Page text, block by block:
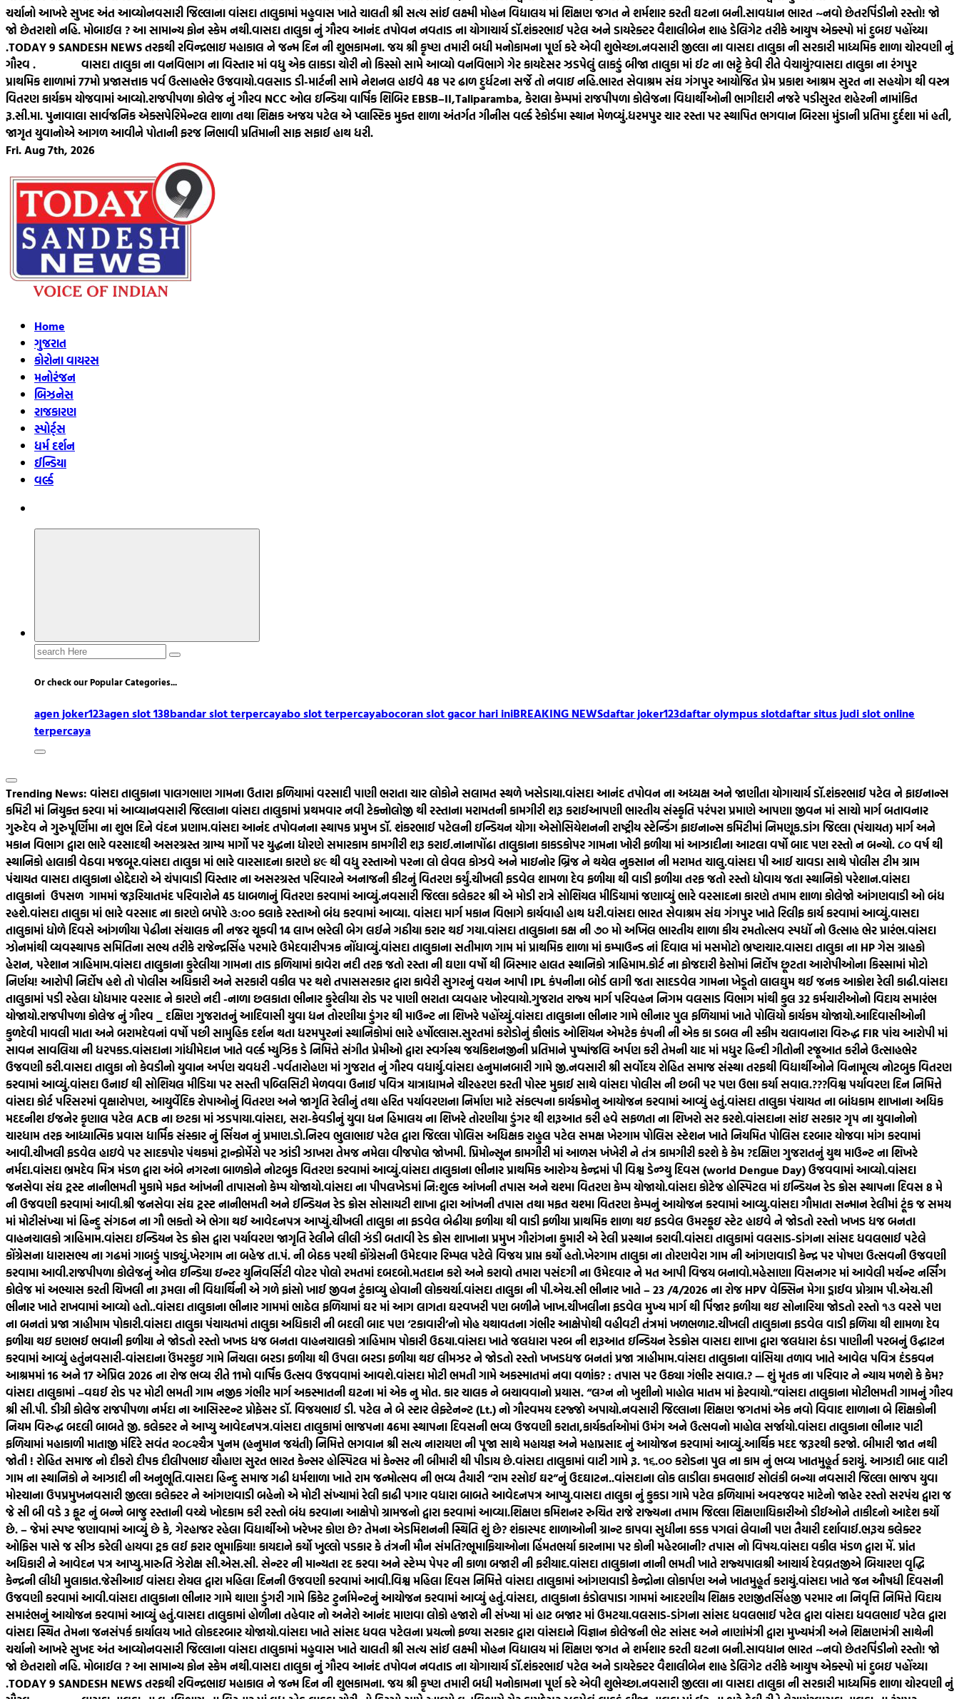
ચર્ચાનો આખરે સુખદ અંત આવ્યોનવસારી જિલ્લાના વાંસદા તાલુકામાં મહુવાસ ખાતે ચાલતી શ્રી સત્ય સાંઈ લક્ષ્મી મોહન વિદ્યાલય માં શિક્ષણ જગત ને શર્મશાર કરતી ઘટના બની.સાવધાન ભારત ~નવો છેતરપિંડીનો રસ્તો! જો
જો છેતરાશો નહિ. મોબાઈલ ? આ સામાન્ય ફોન સ્કેમ નથી.વાસદા તાલુકા નું ગૌરવ આનંદ તપોવન નવતાડ ના યોગાચાર્ય ડૉ.શંકરભાઈ પટેલ અને ડાયરેક્ટર વૈશાલીબેન શાહ ડેલિગેટ તરીકે આયુષ એક્સ્પો માં દુબઇ પહોંચ્યા
.TODAY 9 SANDESH NEWS તરફથી રવિન્દ્રભાઇ મહાકાલ ને જન્મ દિન ની શુભકામના. જય શ્રી કૃષ્ણ તમારી બધી મનોકામના પૂર્ણ કરે એવી શુભેચ્છા.નવસારી જીલ્લા ના વાસદા તાલુકા ની સરકારી માધ્યમિક શાળા ચોરવણી નું
ગૌરવ . વાસદા તાલુકા ના વનવિભાગ ના વિસ્તાર માં વધુ એક લાકડા ચોરી નો કિસ્સો સામે આવ્યો વનવિભાગે ગેર કાયદેસર ઝડપેલું લાકડું બીજા તાલુકા માં ઈટ ના ભટ્ટે કેવી રીતે વેચાયું?વાસદા તાલુકા ના રંગપુર
પ્રાથમિક શાળામાં 77મો પ્રજાસત્તાક પર્વ ઉત્સાહભેર ઉજવાયો.વલસાડ ડી-માર્ટની સામે નેશનલ હાઈવે 48 પર ઢાળ દુર્ધટના સર્જે તો નવાઇ નહિ.ભારત સેવાશ્રમ સંઘ ગંગપુર આયોજિત પ્રેમ પ્રકાશ આશ્રમ સુરત ના સહયોગ થી વસ્ત્ર
વિતરણ કાર્યક્રમ યોજવામાં આવ્યો.રાજપીપળા કોલેજ નું ગૌરવ NCC ઓલ ઇન્ડિયા વાર્ષિક શિબિર EBSB–II,Taliparamba, કેરાલા કેમ્પમાં રાજપીપળા કોલેજના વિદ્યાર્થીઓની ભાગીદારી નજરે પડીસુરત શહેરની નામાંકિત
રૂ.સી.મા. પુનાવાલા સાર્વજનિક એક્સપેરિમેન્ટલ શાળા તથા શિક્ષક અજય પટેલ એ પ્લાસ્ટિક મુક્ત શાળા અંતર્ગત ગીનીસ વર્લ્ડ રેકોર્ડમા સ્થાન મેળવ્યું.ધરમપુર ચાર રસ્તા પર સ્થાપિત ભગવાન બિરસા મુંડાની પ્રતિમા દુર્દશા માં હતી,
જાગૃત યુવાનોએ આગળ આવીને પોતાની ફરજ નિભાવી પ્રતિમાની સાફ સફાઈ હાથ ધરી.
Fri. Aug 7th, 2026
Home
ગુજરાત
કોરોના વાયરસ
મનોરંજન
બિઝનેસ
રાજકારણ
સ્પોર્ટ્સ
ધર્મ દર્શન
ઈન્ડિયા
વર્લ્ડ
Search
Or check our Popular Categories...
agen joker123agen slot 138bandar slot terpercayabo slot terpercayabocoran slot gacor hari iniBREAKING NEWSdaftar joker123daftar olympus slotdaftar situs judi slot online
terpercaya
Trending News: વાંસદા તાલુકાના પાલગભાણ ગામના ઉતારા ફળિયામાં વરસાદી પાણી ભરાતા ચાર લોકોને સલામત સ્થળે ખસેડાયા.વાંસદા આનંદ તપોવન ના અધ્યક્ષ અને જાણીતા યોગાચાર્ય ડૉ.શંકરભાઈ પટેલ ને ફાઇનાન્સ
કમિટી માં નિયુક્ત કરવા માં આવ્યાનવસારી જિલ્લાના વાંસદા તાલુકામાં પ્રથમવાર નવી ટેક્નોલોજી થી રસ્તાના મરામતની કામગીરી શરૂ કરાઈઆપણી ભારતીય સંસ્કૃતિ પરંપરા પ્રમાણે આપણા જીવન માં સાચો માર્ગ બતાવનાર
ગુરુદેવ ને ગુરુપૂર્ણિમા ના શુભ દિને વંદન પ્રણામ.વાંસદા આનંદ તપોવનના સ્થાપક પ્રમુખ ડૉ. શંકરભાઈ પટેલની ઇન્ડિયન યોગા એસોસિયેશનની રાષ્ટ્રીય સ્ટેન્ડિંગ ફાઇનાન્સ કમિટીમાં નિમણૂક.ડાંગ જિલ્લા (પંચાયત) માર્ગ અને
મકાન વિભાગ દ્વારા ભારે વરસાદથી અસરગ્રસ્ત ગ્રામ્ય માર્ગો પર યુદ્ધના ધોરણે સમારકામ કામગીરી શરૂ કરાઈ.નાનાપોંઢા તાલુકાના કાકડકોપર ગામના ખોરી ફળીયા માં આઝાદીના આટલા વર્ષો બાદ પણ રસ્તો ન બન્યો. ૮૦‌ વર્ષ થી
સ્થાનિકો હાલાકી વેઠવા મજબૂર.વાંસદા તાલુકા માં ભારે વારસાદના કારણે ૪૯ થી વધુ રસ્તાઓ પરના લો લેવલ કોઝવે અને માઇનોર બ્રિજ ને થયેલ નુકસાન ની મરામત ચાલુ.વાંસદા પી આઈ ચાવડા સાથે પોલીસ ટીમ ગ્રામ
પંચાયત વાસદા તાલુકાના હોદ્દેદારો એ ચંપાવાડી વિસ્તાર ના અસરગ્રસ્ત પરિવારને અનાજની કીટનું વિતરણ કર્યું.ચીખલી ફડવેલ શામળા દેવ ફળીયા થી વાડી ફળીયા તરફ જતો રસ્તો ધોવાય જતા સ્થાનિકો પરેશાન.વાંસદા
તાલુકાનાં ઉપસળ ગામમાં જરૂરિયાતમંદ પરિવારોને 45 ધાબળાનું વિતરણ કરવામાં આવ્યું.નવસારી જિલ્લા કલેકટર શ્રી એ મોડી રાત્રે સોશિયલ મીડિયામાં જણાવ્યું ભારે વરસાદના કારણે તમામ શાળા કોલેજો આંગણવાડી ઓ બંધ
રહશે.વાંસદા તાલુકા માં ભારે વરસાદ ના કારણે બપોરે ૩:૦૦ કલાકે રસ્તાઓ બંધ કરવામાં આવ્યા. વાંસદા માર્ગ મકાન વિભાગે કાર્યવાહી હાથ ધરી.વાંસદા ભારત સેવાશ્રમ સંઘ ગંગપુર ખાતે રિલીફ કાર્ય કરવામાં આવ્યું.વાસદા
તાલુકામાં ધોળે દિવસે આંગળીયા પેઢીના સંચાલક ની નજર ચૂકવી 14 લાખ ભરેલી બેગ લઈને ગઠીયા કરાર થઈ ગયા.વાંસદા તાલુકાના કક્ષ ની ૭૦ મો અખિલ ભારતીય શાળા કીય રમતોત્સવ સ્પધૉ નો ઉત્સાહ ભેર પ્રારંભ.વાંસદા
ઝોનમાંથી વ્યવસ્થાપક સમિતિના સભ્ય તરીકે રાજેન્દ્રસિંહ પરમારે ઉમેદવારીપત્રક નોંધાવ્યું.વાંસદા તાલુકાના સતીમાળ ગામ માં પ્રાથમિક શાળા માં કમ્પાઉન્ડ નાં દિવાલ માં મસમોટો ભ્રષ્ટાચાર.વાસદા તાલુકા ના HP ગેસ ગ્રાહકો
હેરાન, પરેશાન ત્રાહિમામ.વાંસદા તાલુકાના કુરેલીયા ગામના તાડ ફળિયામાં કાવેરા નદી તરફ જતો રસ્તા ની ઘણા વર્ષો થી બિસ્માર હાલત સ્થાનિકો ત્રાહિમામ.કોર્ટ ના ફોજદારી કેસોમાં નિર્દોષ છૂટતા આરોપીઓના કિસ્સામાં મોટો
નિર્ણય! આરોપી નિર્દોષ હશે તો પોલીસ અધિકારી અને સરકારી વકીલ પર થશે તપાસસરકાર દ્વારા કાવેરી સુગરનું વચન આપી IPL કંપનીના બોર્ડ લાગી જતા સાદડવેલ ગામના ખેડૂતો લાલઘુમ થઈ જનક આક્રોશ રેલી કાઢી.વાંસદા
તાલુકામાં પડી રહેલા ધોધમાર વરસાદ ને કારણે નદી -નાળા છલકાતા ભીનાર કુરેલીયા રોડ પર પાણી ભરાતા વ્યવહાર ખોરવાયો.ગુજરાત રાજ્ય માર્ગ પરિવહન નિગમ વલસાડ વિભાગ માંથી કુલ 32 કર્મચારીઓનો વિદાય સમારંભ
યોજાયો.રાજપીપળા કોલેજ નું ગૌરવ _ દક્ષિણ ગુજરાતનું આદિવાસી યુવા ધન તોરણીયા ડુંગર થી માઉન્ટ ના શિખરે પહોંચ્યું.વાંસદા તાલુકાના ભીનાર ગામે ભીનાર પુલ ફળિયામાં ખાતે પોલિયો કાર્યકમ યોજાયો.આદિવાસીઓની
કુળદેવી માવલી માતા અને બરામદેવનાં વર્ષો પછી સામુહિક દર્શન થતા ધરમપુરનાં સ્થાનિકોમાં ભારે હર્ષોલ્લાસ.સુરતમાં કરોડોનું કૌભાંડ ઓશિયન એમટેક કંપની ની એક કા ડબલ ની સ્કીમ ચલાવનારા વિરુદ્ધ FIR પાંચ આરોપી માં
સાવન સાવલિયા ની ધરપકડ.વાંસદાના ગાંધીમેદાન ખાતે વર્લ્ડ મ્યુઝિક ડે નિમિત્તે સંગીત પ્રેમીઓ દ્વારા સ્વર્ગસ્થ જયકિશનજીની પ્રતિમાને પુષ્પાંજલિ અર્પણ કરી તેમની યાદ માં મધુર હિન્દી ગીતોની રજૂઆત કરીને ઉત્સાહભેર
ઉજવણી કરી.વાસદા તાલુકા નો કેવડીનો યુવાન અર્પણ ચવધરી -પર્વતારોહણ માં ગુજરાત નું ગૌરવ વધાર્યુ.વાંસદા હનુમાનબારી ગામે જી.નવસારી શ્રી સર્વોદય રોહિત સમાજ સંસ્થા તરફથી વિદ્યાર્થીઓને વિનામૂલ્ય નોટબુક વિતરણ
કરવામાં આવ્યું.વાંસદા ઉનાઈ થી સોશિયલ મીડિયા પર સસ્તી પબ્લિસિટી મેળવવા ઉનાઈ પવિત્ર યાત્રાધામને ચીરહરણ કરતી પોસ્ટ મુકાઈ સાથે વાંસદા પોલીસ ની છબી પર પણ ઉભા કર્યા સવાલ.???વિશ્વ પર્યાવરણ દિન નિમિત્તે
વાંસદા કોર્ટ પરિસરમાં વૃક્ષારોપણ, આયુર્વેદિક રોપાઓનું વિતરણ અને જાગૃતિ રેલીનું તથા હરિત પર્યાવરણના નિર્માણ માટે સંકલ્પના કાર્યક્રમોનુ આયોજન કરવામાં આવ્યું હતું.વાંસદા તાલુકા પંચાયત ના બાંધકામ શાખાના અધિક
મદદનીશ ઈજનેર કૃણાલ પટેલ ACB ના છટકા માં ઝડપાયા.વાંસદા, સરા-કેવડીનું યુવા ધન હિમાલય ના શિખરે તોરણીયા ડુંગર થી શરૂઆત કરી હવે સફળતા ના શિખરો સર કરશે.વાંસદાના સાંઇ સરકાર ગૃપ ના યુવાનોનો
ચારધામ તરફ આધ્યાત્મિક પ્રવાસ ધાર્મિક સંસ્કાર નું સિંચન નું પ્રમાણ.ડો.નિરવ ભુલાભાઇ પટેલ દ્વારા જિલ્લા પોલિસ અધિક્ષક રાહુલ પટેલ સમક્ષ ખેરગામ પોલિસ સ્ટેશન ખાતે નિયમિત પોલિસ દરબાર યોજવા માંગ કરવામાં
આવી.ચીખલી ફડવેલ હાઇવે પર સાદકપોર પંથકમાં ટ્રાન્ફોર્મેરો પર ઝાંડી ઝાખરા તેમજ નમેલા વીજપોલ જોખમી. પ્રિમોન્સૂન કામગીરી માં આળસ ખંખેરી ને તંત્ર કામગીરી કરશે કે કેમ ?દક્ષિણ ગુજરાતનું યુથ માઉન્ટ ના શિખરે
નર્મદા.વાંસદા ભ્રમદેવ મિત્ર મંડળ દ્વારા અંબે નગરના બાળકોને નોટબુક વિતરણ કરવામાં આવ્યું.વાંસદા તાલુકાના ભીનાર પ્રાથમિક આરોગ્ય કેન્દ્રમાં પી વિશ્વ ડેન્ગ્યુ દિવસ (world Dengue Day) ઉજવવામાં આવ્યો.વાંસદા
જનસેવા સંઘ ટ્રસ્ટ નાનીભમતી મુકામે મફત આંખની તાપાસનો કેમ્પ યોજાયો.વાંસદા ના પીપલખેડમાં નિ:શુલ્ક આંખની તપાસ અને ચશ્મા વિતરણ કેમ્પ યોજાયો.વાંસદા કોટેજ હોસ્પિટલ માં ઇન્ડિયન રેડ ક્રોસ સ્થાપના દિવસ 8 મે
ની ઉજવણી કરવામાં આવી.શ્રી જનસેવા સંઘ ટ્રસ્ટ નાનીભમતી અને ઈન્ડિયન રેડ ક્રોસ સોસાયટી શાખા દ્વારા આંખની તપાસ તથા મફત ચશ્મા વિતરણ કેમ્પનું આયોજન કરવામાં આવ્યુ.વાંસદા ગૌમાતા સન્માન રેલીમાં ટૂંક જ સમય
માં મોટીસંખ્યા માં હિન્દુ સંગઠન ના ગૌ ભક્તો એ ભેગા થઈ આવેદનપત્ર આપ્યું.ચીખલી તાલુકા ના ફડવેલ બેઢીયા ફળીયા થી વાડી ફળીયા પ્રાથમિક શાળા થઇ ફડવેલ ઉમરકૂઇ સ્ટેટ હાઇવે ને જોડતો રસ્તો ખખડ ધજ બનતા
વાહનચાલકો ત્રાહિમામ.વાંસદા ઇન્ડિયન રેડ ક્રોસ દ્વારા પર્યાવરણ જાગૃતિ રેલીને લીલી ઝંડી બતાવી રેડ ક્રોસ શાખાના પ્રમુખ ગૌરાંગના કુમારી એ રેલી પ્રસ્થાન કરાવી.વાંસદા તાલુકામાં વલસાડ-ડાંગના સાંસદ ધવલભાઈ પટેલે
કોંગ્રેસના ધારાસભ્ય ના ગઢમાં ગાબડું પાડ્યું.ખેરગામ ના બહેજ તા.પં. ની બેઠક પરથી કોંગ્રેસની ઉમેદવાર રિમ્પલ પટેલે વિજય પ્રાપ્ત કર્યો હતો.ખેરગામ તાલુકા ના તોરણવેરા ગામ ની આંગણવાડી કેન્દ્ર પર પોષણ ઉત્સવની ઉજવણી
કરવામા આવી.રાજપીપળા કોલેજનું ઓલ ઇન્ડિયા ઇન્ટર યુનિવર્સિટી વોટર પોલો રમતમાં દબદબો.મતદાન કરો અને કરાવો તમારા પસંદગી ના ઉમેદવાર ને મત આપી વિજય બનાવો.મહેસાણા વિસનગર માં આવેલી મર્ચન્ટ નર્સિંગ
કોલેજ માં અભ્યાસ કરતી ચિખલી ના રૂમલા ની વિદ્યાર્થિની એ ગળે ફાંસો ખાઈ જીવન ટુંકાવ્યુ હોવાની લોકચર્ચા.વાંસદા તાલુકા ની પી.એચ.સી ભીનાર ખાતે – 23 /4/2026 ના રોજ HPV વેક્સિન મેગા ડ્રાઈવ પ્રોગ્રામ પી.એચ.સી
ભીનાર ખાતે રાખવામાં આવ્યો હતો..વાંસદા તાલુકાના ભીનાર ગામમાં ભાઠેલ ફળિયામાં ઘર માં આગ લાગતા ઘરવખરી પણ બળીને ખાખ.ચીખલીના ફડવેલ મુખ્ય માર્ગ થી પિંજાર ફળીયા થઇ સોનારિયા જોડતો રસ્તો ૧૩ વરસે પણ
ના બનતાં પ્રજા ત્રાહીમામ પોકારી.વાંસદા તાલુકા પંચાયતમાં તાલુકા અધિકારી ની બદલી બાદ પણ ‘ટકાવારી’નો મોહ યથાવતના ગંભીર આક્ષેપોથી વહીવટી તંત્રમાં ખળભળાટ.ચીખલી તાલુકાના ફડવેલ વાડી ફળિયા થી શામળા દેવ
ફળીયા થઇ કણભઈ ભવાની ફળીયા ને જોડતો રસ્તો ખખડ ધજ બનતા વાહનચાલકો ત્રાહિમામ પોકારી ઉઠયા.વાંસદા ખાતે જલધારા પરબ ની શરૂઆત ઇન્ડિયન રેડક્રોસ વાસદા શાખા દ્વારા જલધારા ઠંડા પાણીની પરબનું ઉદ્ઘાટન
કરવામાં આવ્યું હતુંનવસારી-વાંસદાના ઉંમરકુઇ ગામે નિચલા બરડા ફળીયા થી ઉપલા બરડા ફળીયા થઇ લીમઝર ને જોડતો રસ્તો ખખડધજ બનતાં પ્રજા ત્રાહીમામ.વાંસદા તાલુકાના વાંસિયા તળાવ ખાતે આવેલ પવિત્ર દંડકવન
આશ્રમમાં 16 અને 17 એપ્રિલ 2026 ના રોજ ભવ્ય રીતે 11મો વાર્ષિક ઉત્સવ ઉજવવામાં આવશે.વાંસદા મોટી ભમતી ગામે અકસ્માતમાં નવા વળાંક? : તપાસ પર ઉઠ્યા ગંભીર સવાલ.? — શું મૃતક ના પરિવાર ને ન્યાય મળશે કે કેમ?
વાંસદા તાલુકામાં –વઘઈ રોડ પર મોટી ભમતી ગામ નજીક ગંભીર માર્ગ અકસ્માતની ઘટના માં એક નુ મોત. કાર ચાલક ને બચાવવાનો પ્રયાસ. “લગ્ન નો ખુશીનો માહોલ માતમ માં ફેરવાયો.”વાંસદા તાલુકાના મોટીભમતી ગામનું ગૌરવ
શ્રી સી.પી. ડીગ્રી કોલેજ રાજપીપળા નર્મદા ના આસિસ્ટન્ટ પ્રોફેસર ડૉ. વિજયભાઈ ડી. પટેલ ને બે સ્ટાર લેફ્ટેનન્ટ (Lt.) નો ગૌરવમય દરજ્જો અપાયો.નવસારી જિલ્લાના શિક્ષણ જગતમાં એક નવો વિવાદ શાળાના બે શિક્ષકોની
નિયમ વિરુદ્ધ બદલી બાબતે જી. કલેક્ટર ને આપ્યુ આવેદનપત્ર.વાંસદા તાલુકામાં ભાજપના 46મા સ્થાપના દિવસની ભવ્ય ઉજવણી કરાતા,કાર્યકર્તાઓમાં ઉમંગ અને ઉત્સવનો માહોલ સર્જાયો.વાંસદા તાલુકાના ભીનાર પાટી
ફળિયામાં મહાકાળી માતાજી મંદિરે સવંત ‌‌૨૦૮૨ચૈત્ર‌ પુનમ (હનુમાન જયંતી) નિમિત્તે ભગવાન શ્રી સત્ય નારાયણ ની પૂજા સાથે મહાયજ્ઞ અને મહાપ્રસાદ નું આયોજન કરવામાં આવ્યું.આર્થિક મદદ જરૂરથી કરજો. બીમારી જાત નથી
જોતી ! રોહિત સમાજ નો દીકરો દીપક દીલીપભાઇ ચૌહાણ સુરત ભારત કેન્સર હોસ્પિટલ માં કેન્સર ની બીમારી થી પીડાય છે.વાંસદા તાલુકામાં વાટી ગામે રૂ. ૧૬.૦૦ કરોડના પુલ ના કામ નું ભવ્ય ખાતમુહૂર્ત કરાયું. આઝાદી બાદ વાટી
ગામ ના સ્થાનિકો ને આઝાદી ની અનુભૂતિ.વાસદા હિન્દુ સમાજ ગઢી ધર્મશાળા ખાતે રામ જન્મોત્સવ ની ભવ્ય તૈયારી “રામ રસોઈ ઘર”નું ઉદઘાટન..વાંસદાના લોક લાડીલા કમલભાઈ સોલંકી બન્યા નવસારી જિલ્લા ભાજપ યુવા
મોરચાના ઉપપ્રમુખનવસારી જીલ્લા કલેક્ટર ને આંગણવાડી બહેનો એ મોટી સંખ્યામાં રેલી કાઢી પગાર વધારા બાબતે આવેદનપત્ર આપ્યુ.વાસદા તાલુકા નું કુકડા ગામે પટેલ ફળિયામાં અવરજવર માટેનો જાહેર રસ્તો સરપંચ દ્વારા જ
જે સી બી વડે 3 ફૂટ નું બન્ને બાજુ રસ્તાની વચ્ચે ખોદકામ કરી રસ્તો બંધ કરવાના આક્ષેપો ગ્રામજનો દ્વારા કરવામાં આવ્યા.શિક્ષણ કમિશનર રુચિત રાજે રાજ્યના તમામ જિલ્લા શિક્ષણાધિકારીઓ ડીઈઓને તાકીદનો આદેશ કર્યો
છે. – જેમાં સ્પષ્ટ જણાવામાં આવ્યું છે કે, ગેરહાજર રહેલા વિદ્યાર્થીઓ ખરેખર કોણ છે? તેમના એડમિશનની સ્થિતિ શું છે? શંકાસ્પદ શાળાઓની ગ્રાન્ટ કાપવા સુધીના કડક પગલાં લેવાની પણ તૈયારી દર્શાવાઈ.ભરૂચ કલેક્ટર
ઓફિસ પાસે જ સીઝ કરેલી હાયવા ટ્રક લઈ ફરાર ભૂમાફિયા! કાયદાને કર્યો ખુલ્લો પડકાર કે તંત્રની મૌન સંમતિ?ભૂમાફિયાઓના હિંમતભર્યા કારનામા પર કોની મહેરબાની? તપાસ નો વિષય.વાંસદા વકીલ મંડળ દ્વારા મેં. પ્રાંત
અધિકારી ને આવેદન પત્ર આપ્યુ.મારુતિ ઝેરોક્ષ સી.એસ.સી. સેન્ટર ની માન્યતા રદ કરવા અને સ્ટેમ્પ પેપર ની કાળા બજારી ની ફરીયાદ.વાંસદા તાલુકાના નાની ભમતી ખાતે રાજ્યપાલશ્રી આચાર્ય દેવવ્રતજીએ બિયારણ વૃદ્ધિ
કેન્દ્રની લીધી મુલાકાત.જેસીઆઈ વાંસદા રોયલ દ્વારા મહિલા દિનની ઉજવણી કરવામાં આવી.વિશ્વ મહિલા દિવસ નિમિત્તે વાંસદા તાલુકામાં આંગણવાડી કેન્દ્રોના લોકાર્પણ અને ખાતમુહૂર્ત કરાયું.વાંસદા ખાતે જન ઔષધી દિવસની
ઉજવણી કરવામાં આવી.વાંસદા તાલુકાના ભીનાર ગામે થાણા ડુંગરી ગામે ક્રિકેટ ટુર્નામેન્ટનું આયોજન કરવામાં આવ્યું હતું.વાંસદા, તાલુકાના કંડોલપાડા ગામમાં આદરણીય શિક્ષક રણજીતસિંહજી પરમાર ના નિવૃત્તિ નિમિત્તે વિદાય
સમારંભનું આયોજન કરવામાં આવ્યું હતું.વાસદા તાલુકામાં હોળીના તહેવાર નો અનેરો આનંદ માણવા લોકો હજારો ની સંખ્યા માં હાટ બજાર માં ઉમટયા.વલસાડ-ડાંગના સાંસદ ધવલભાઈ પટેલ દ્વારા વાંસદા ધવલભાઈ પટેલ દ્વારા
વાંસદા સ્થિત તેમના જનસંપર્ક કાર્યાલય ખાતે લોકદરબાર યોજાયો.વાંસદા ખાતે સાંસદ ધવલ પટેલના પ્રયત્નો ફળ્યા સરકાર દ્વારા વાંસદાને વિજ્ઞાન કોલેજની ભેટ સાંસદ અને નાણાંમંત્રી દ્વારા મુખ્યમંત્રી અને શિક્ષણમંત્રી સાથેની
ચર્ચાનો આખરે સુખદ અંત આવ્યોનવસારી જિલ્લાના વાંસદા તાલુકામાં મહુવાસ ખાતે ચાલતી શ્રી સત્ય સાંઈ લક્ષ્મી મોહન વિદ્યાલય માં શિક્ષણ જગત ને શર્મશાર કરતી ઘટના બની.સાવધાન ભારત ~નવો છેતરપિંડીનો રસ્તો! જો
જો છેતરાશો નહિ. મોબાઈલ ? આ સામાન્ય ફોન સ્કેમ નથી.વાસદા તાલુકા નું ગૌરવ આનંદ તપોવન નવતાડ ના યોગાચાર્ય ડૉ.શંકરભાઈ પટેલ અને ડાયરેક્ટર વૈશાલીબેન શાહ ડેલિગેટ તરીકે આયુષ એક્સ્પો માં દુબઇ પહોંચ્યા
.TODAY 9 SANDESH NEWS તરફથી રવિન્દ્રભાઇ મહાકાલ ને જન્મ દિન ની શુભકામના. જય શ્રી કૃષ્ણ તમારી બધી મનોકામના પૂર્ણ કરે એવી શુભેચ્છા.નવસારી જીલ્લા ના વાસદા તાલુકા ની સરકારી માધ્યમિક શાળા ચોરવણી નું